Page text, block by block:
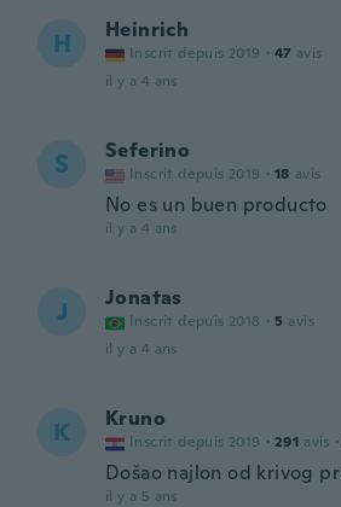
H Heinrich
Inscrit depuis 2019 · 47 avis
il y a 4 ans
S Seferino
Inscrit depuis 2019 · 18 avis
No es un buen producto
il y a 4 ans
J Jonatas
Inscrit depuis 2018 · 5 avis
il y a 4 ans
K Kruno
Inscrit depuis 2019 · 291 avis ·
Došao najlon od krivog
il y a 5 ans